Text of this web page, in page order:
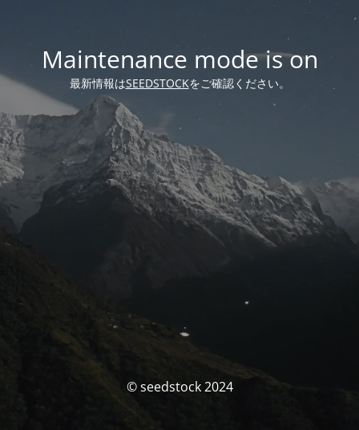
Maintenance mode is on
最新情報はSEEDSTOCKをご確認ください。
© seedstock 2024